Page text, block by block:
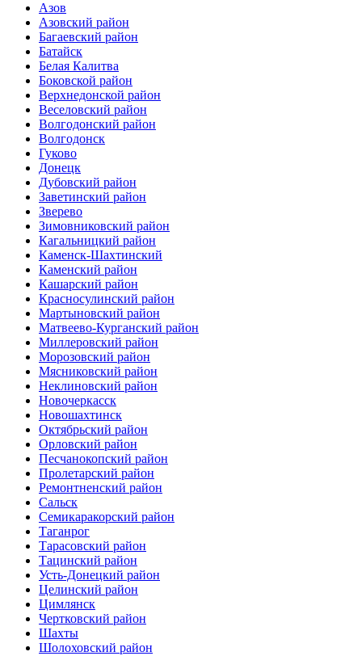
Азов
Азовский район
Багаевский район
Батайск
Белая Калитва
Боковской район
Верхнедонской район
Веселовский район
Волгодонский район
Волгодонск
Гуково
Донецк
Дубовский район
Заветинский район
Зверево
Зимовниковский район
Кагальницкий район
Каменск-Шахтинский
Каменский район
Кашарский район
Красносулинский район
Мартыновский район
Матвеево-Курганский район
Миллеровский район
Морозовский район
Мясниковский район
Неклиновский район
Новочеркасск
Новошахтинск
Октябрьский район
Орловский район
Песчанокопский район
Пролетарский район
Ремонтненский район
Сальск
Семикаракорский район
Таганрог
Тарасовский район
Тацинский район
Усть-Донецкий район
Целинский район
Цимлянск
Чертковский район
Шахты
Шолоховский район